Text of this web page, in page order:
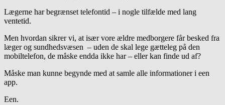
Lægerne har begrænset telefontid – i nogle tilfælde med lang
ventetid.
Men hvordan sikrer vi, at især vore ældre medborgere får besked fra
læger og sundhedsvæsen – uden de skal lege gætteleg på den
mobiltelefon, de måske endda ikke har – eller kan finde ud af?
Måske man kunne begynde med at samle alle informationer i een
app.
Een.